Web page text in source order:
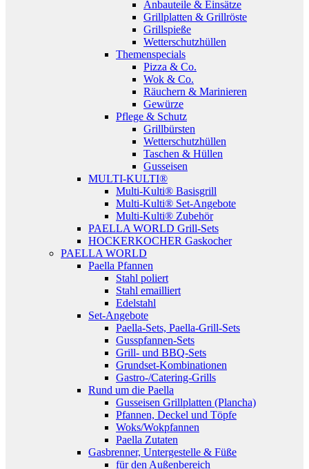
Anbauteile & Einsätze
Grillplatten & Grillröste
Grillspieße
Wetterschutzhüllen
Themenspecials
Pizza & Co.
Wok & Co.
Räuchern & Marinieren
Gewürze
Pflege & Schutz
Grillbürsten
Wetterschutzhüllen
Taschen & Hüllen
Gusseisen
MULTI-KULTI®
Multi-Kulti® Basisgrill
Multi-Kulti® Set-Angebote
Multi-Kulti® Zubehör
PAELLA WORLD Grill-Sets
HOCKERKOCHER Gaskocher
PAELLA WORLD
Paella Pfannen
Stahl poliert
Stahl emailliert
Edelstahl
Set-Angebote
Paella-Sets, Paella-Grill-Sets
Gusspfannen-Sets
Grill- und BBQ-Sets
Grundset-Kombinationen
Gastro-/Catering-Grills
Rund um die Paella
Gusseisen Grillplatten (Plancha)
Pfannen, Deckel und Töpfe
Woks/Wokpfannen
Paella Zutaten
Gasbrenner, Untergestelle & Füße
für den Außenbereich